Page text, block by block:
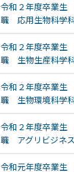
令和２年度卒業生
職 応用生物科学
令和２年度卒業生
職 生物生産科学
令和２年度卒業生
職 生物環境科学
令和２年度卒業生
職 アグリビジネ
令和元年度卒業生